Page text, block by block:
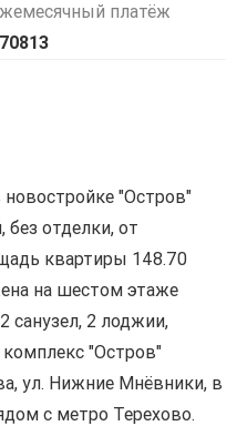
платёж
"Остров"
отделки, от
квартиры 148.70
на шестом этаже
санузел, 2 лоджии,
"Остров"
ул. Нижние Мнёвники, в
с метро Терехово.